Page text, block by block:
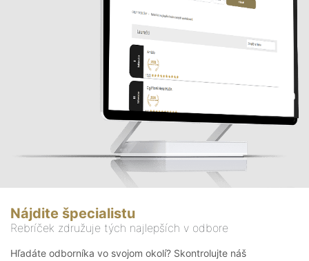
Nájdite špecialistu
Rebríček združuje tých najlepších v odbore
Hľadáte odborníka vo svojom okolí? Skontrolujte náš